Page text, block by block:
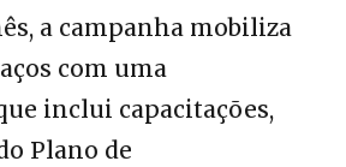
a campanha mobiliza
com uma
inclui capacitações,
Plano de